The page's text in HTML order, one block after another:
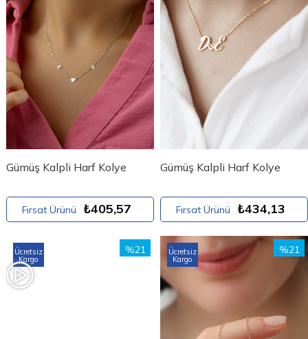
Gümüş Kalpli Harf Kolye
Fırsat Ürünü ₺405,57
Gümüş Kalpli Harf Kolye
Fırsat Ürünü ₺434,13
%21
Ücretsiz
Kargo
%21
Ücretsiz
Kargo